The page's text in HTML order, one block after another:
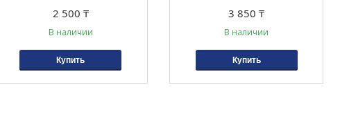
2 500 ₸
В наличии
Купить
3 850 ₸
В наличии
Купить